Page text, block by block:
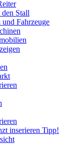
Stall
Fahrzeuge
inserieren Tipp!